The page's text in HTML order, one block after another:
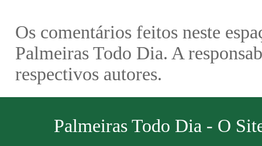
Os comentários feitos neste
Palmeiras Todo Dia. A
respectivos autores.
Palmeiras Todo Dia - O